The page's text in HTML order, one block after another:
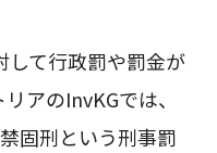
して行政罰や罰金が
アのInvKGでは、
固刑という刑事罰